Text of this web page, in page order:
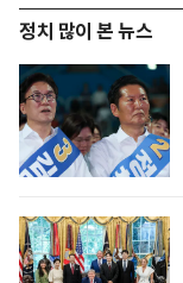
정치 많이 본 뉴스